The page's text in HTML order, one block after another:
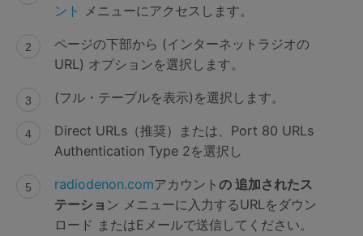
ント メニューにアクセスします。
ページの下部から (インターネットラジオの
URL) オプションを選択します。
(フル・テーブルを表示)を選択します。
Direct URLs（推奨）または、Port 80 URLs
Authentication Type 2を選択し
radiodenon.comアカウント の 追加されたス
テーショ ン メニューに入力するURLをダウン
ロード またはEメールで送信してください。